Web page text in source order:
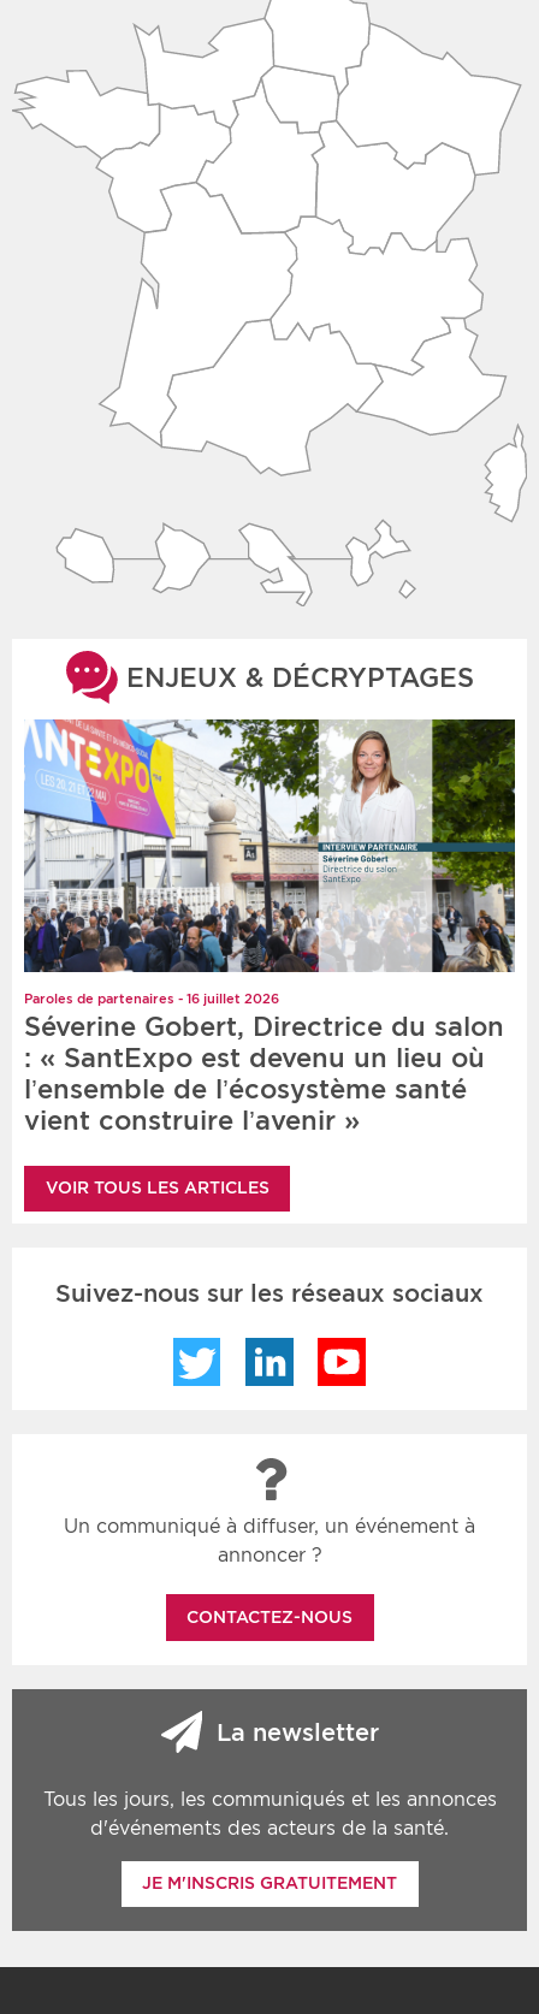
ENJEUX & DÉCRYPTAGES
Paroles de partenaires - 16 juillet 2026
Séverine Gobert, Directrice du salon
: « SantExpo est devenu un lieu où
l’ensemble de l’écosystème santé
vient construire l’avenir »
VOIR TOUS LES ARTICLES
Suivez-nous sur les réseaux sociaux
Twitter LinkedIn
Un communiqué à diffuser, un événement à
annoncer ?
CONTACTEZ-NOUS
La newsletter
Tous les jours, les communiqués et les annonces
d'événements des acteurs de la santé.
JE M'INSCRIS GRATUITEMENT